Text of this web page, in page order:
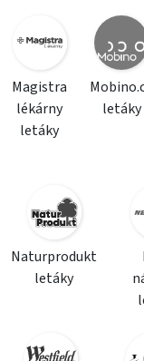
Magistra
lékárny
letáky
letáky
Naturprodukt
letáky